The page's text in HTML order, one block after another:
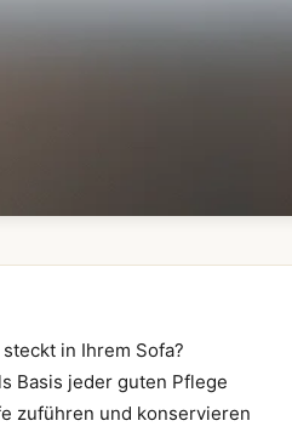
in Ihrem Sofa?
Basis jeder guten Pflege
zuführen und konservieren